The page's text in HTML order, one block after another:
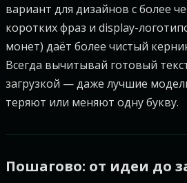
вариант для дизайнов с более
коротких фраз и display-
монет) даёт более чистый
Всегда вычитывай готовый
загрузкой — даже лучшие
теряют или меняют одну букву.
Пошагово: от идеи до